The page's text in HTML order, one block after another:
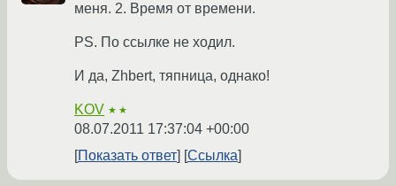
меня. 2. Время от времени.
PS. По ссылке не ходил.
И да, Zhbert, тяпница, однако!
KOV ★★
08.07.2011 17:37:04 +00:00
Показать ответ
Ссылка